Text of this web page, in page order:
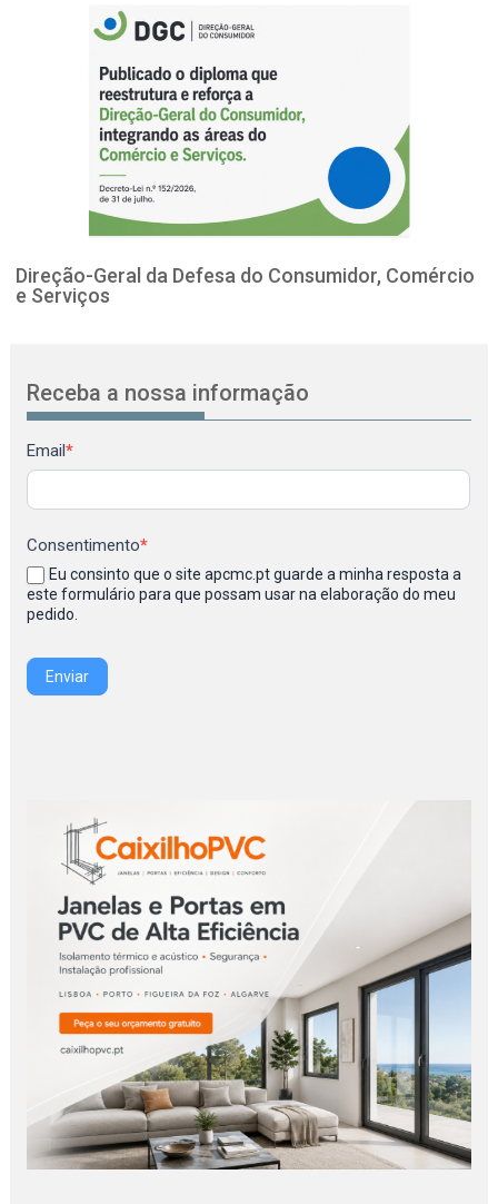
Direção-Geral da Defesa do Consumidor, Comércio
e Serviços
Receba a nossa informação
Newsletter
Email*
Consentimento*
Eu consinto que o site apcmc.pt guarde a minha resposta a
este formulário para que possam usar na elaboração do meu
pedido.
Enviar